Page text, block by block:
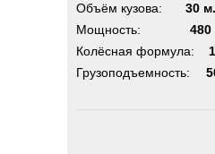
Объём кузова:
30
Мощность:
480
Колёсная формула:
Грузоподъемность: